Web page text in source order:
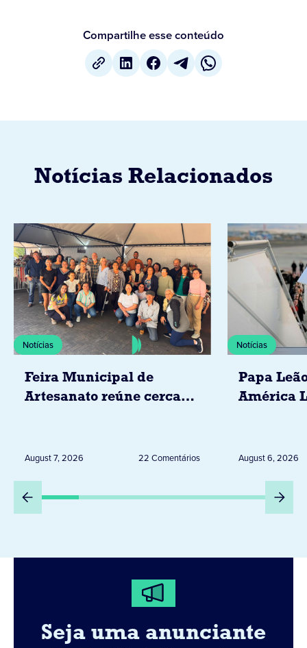
Compartilhe esse conteúdo
Notícias Relacionados
Notícias
Feira Municipal de
Artesanato reúne cerca
August 7, 2026 22 Comentários
Notícias
Papa
América
Peru
August 6, 2026
Seja uma anunciante